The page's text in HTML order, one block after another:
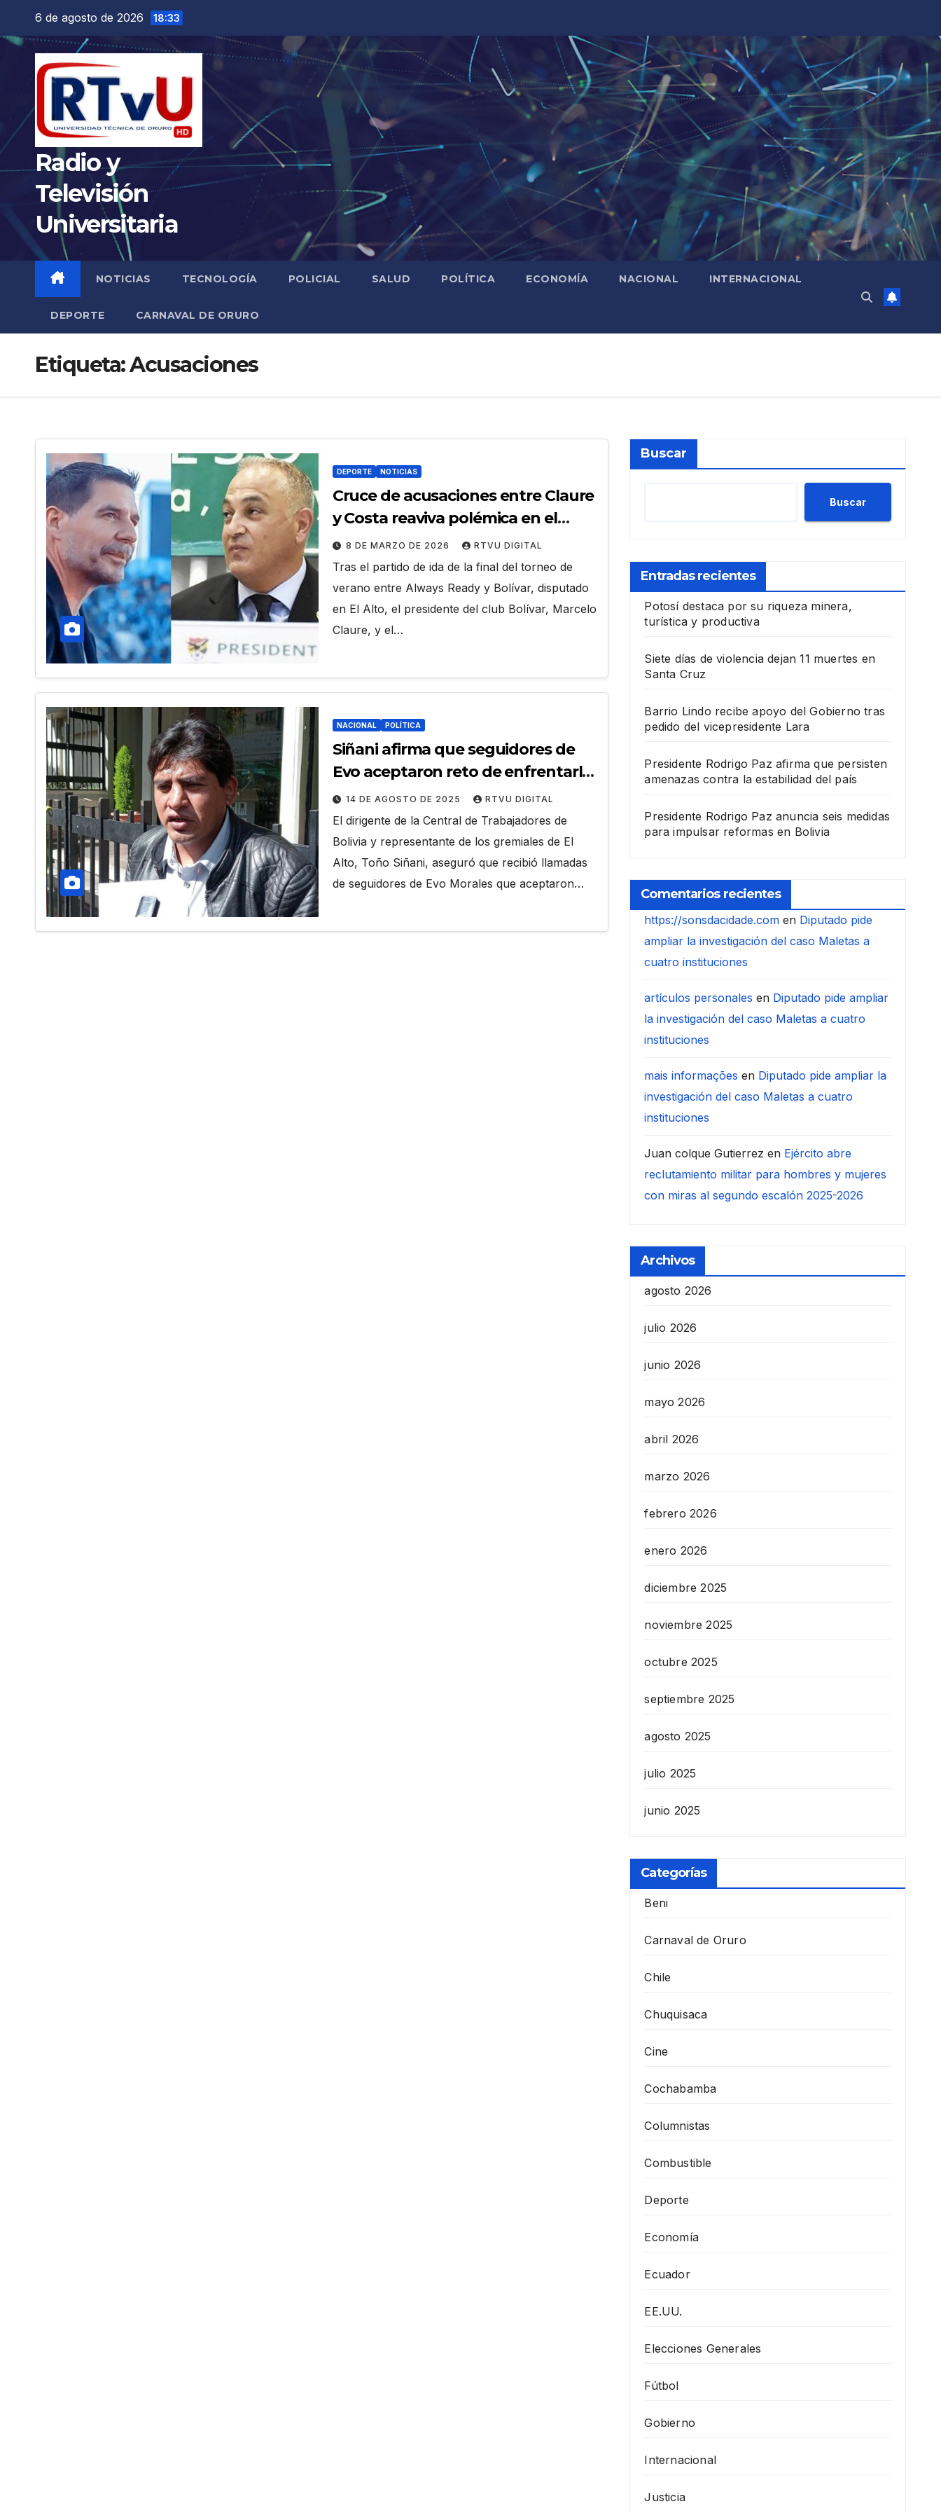
contenido
6 de agosto de 2026 18:33
Radio y
Televisión
Universitaria
NOTICIAS TECNOLOGÍA POLICIAL SALUD POLÍTICA ECONOMÍA NACIONAL INTERNACIONAL
DEPORTE CARNAVAL DE ORURO
Etiqueta:Acusaciones
DEPORTE NOTICIAS
Cruce de acusaciones entre Claure
y Costa reaviva polémica en el
fútbol boliviano
8 DE MARZO DE 2026 RTVU DIGITAL
Tras el partido de ida de la final del torneo de
verano entre Always Ready y Bolívar, disputado
en El Alto, el presidente del club Bolívar, Marcelo
Claure, y el…
NACIONAL POLÍTICA
Siñani afirma que seguidores de
Evo aceptaron reto de enfrentarlo
a golpes
14 DE AGOSTO DE 2025 RTVU DIGITAL
El dirigente de la Central de Trabajadores de
Bolivia y representante de los gremiales de El
Alto, Toño Siñani, aseguró que recibió llamadas
de seguidores de Evo Morales que aceptaron…
Buscar
Buscar
Entradas recientes
Potosí destaca por su riqueza minera,
turística y productiva
Siete días de violencia dejan 11 muertes en
Santa Cruz
Barrio Lindo recibe apoyo del Gobierno tras
pedido del vicepresidente Lara
Presidente Rodrigo Paz afirma que persisten
amenazas contra la estabilidad del país
Presidente Rodrigo Paz anuncia seis medidas
para impulsar reformas en Bolivia
Comentarios recientes
https://sonsdacidade.com en Diputado pide
ampliar la investigación del caso Maletas a
cuatro instituciones
artículos personales en Diputado pide ampliar
la investigación del caso Maletas a cuatro
instituciones
mais informações en Diputado pide ampliar la
investigación del caso Maletas a cuatro
instituciones
Juan colque Gutierrez en Ejército abre
reclutamiento militar para hombres y mujeres
con miras al segundo escalón 2025-2026
Archivos
agosto 2026
julio 2026
junio 2026
mayo 2026
abril 2026
marzo 2026
febrero 2026
enero 2026
diciembre 2025
noviembre 2025
octubre 2025
septiembre 2025
agosto 2025
julio 2025
junio 2025
Categorías
Beni
Carnaval de Oruro
Chile
Chuquisaca
Cine
Cochabamba
Columnistas
Combustible
Deporte
Economía
Ecuador
EE.UU.
Elecciones Generales
Fútbol
Gobierno
Internacional
Justicia